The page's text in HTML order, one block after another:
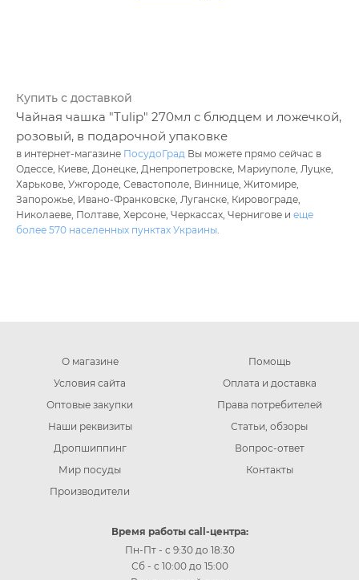
Купить с доставкой
Чайная чашка "Tulip" 270мл с блюдцем и ложечкой,
розовый, в подарочной упаковке
в интернет-магазине ПосудоГрад Вы можете прямо сейчас в
Одессе, Киеве, Донецке, Днепропетровске, Мариуполе, Луцке,
Харькове, Ужгороде, Севастополе, Виннице, Житомире,
Запорожье, Ивано-Франковске, Луганске, Кировограде,
Николаеве, Полтаве, Херсоне, Черкассах, Чернигове и еще
более 570 населенных пунктах Украины.
О магазине
Условия сайта
Оптовые закупки
Наши реквизиты
Дропшиппинг
Мир посуды
Производители
Помощь
Оплата и доставка
Права потребителей
Статьи, обзоры
Вопрос-ответ
Контакты
Время работы call-центра:
Пн-Пт - с 9:30 до 18:30
Сб - с 10:00 до 15:00